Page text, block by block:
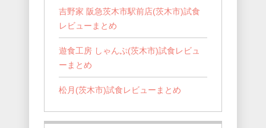
吉野家 阪急茨木市駅前店(茨木市)試食
レビューまとめ
遊食工房 しゃんぷ(茨木市)試食レビュ
ーまとめ
松月(茨木市)試食レビューまとめ